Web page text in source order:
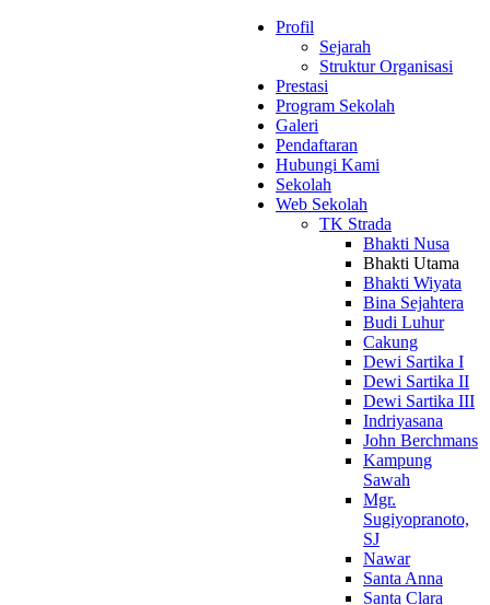
Profil
Sejarah
Struktur Organisasi
Prestasi
Program Sekolah
Galeri
Pendaftaran
Hubungi Kami
Sekolah
Web Sekolah
TK Strada
Bhakti Nusa
Bhakti Utama
Bhakti Wiyata
Bina Sejahtera
Budi Luhur
Cakung
Dewi Sartika I
Dewi Sartika II
Dewi Sartika III
Indriyasana
John Berchmans
Kampung
Sawah
Mgr.
Sugiyopranoto,
SJ
Nawar
Santa Anna
Santa Clara